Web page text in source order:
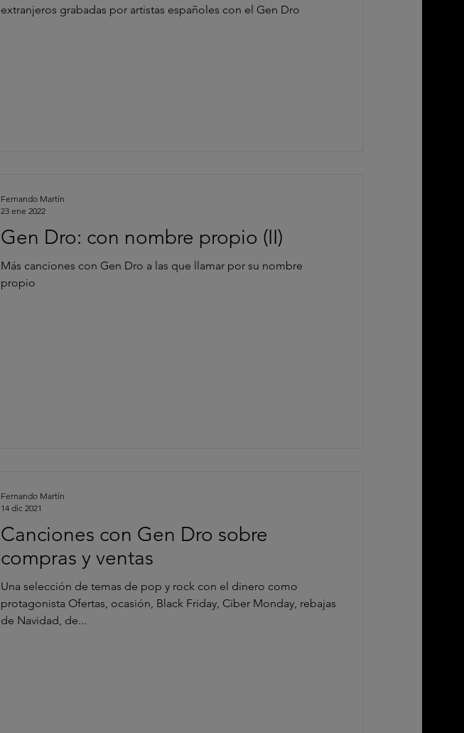
extranjeros grabadas por artistas españoles con el Gen Dro
Gen Dro: con nombre propio (II)
Más canciones con Gen Dro a las que llamar por su nombre
propio
Fernando Martín
23 ene 2022
Canciones con Gen Dro sobre
compras y ventas
Una selección de temas de pop y rock con el dinero como
protagonista Ofertas, ocasión, Black Friday, Ciber Monday, rebajas
de Navidad, de...
Fernando Martín
14 dic 2021